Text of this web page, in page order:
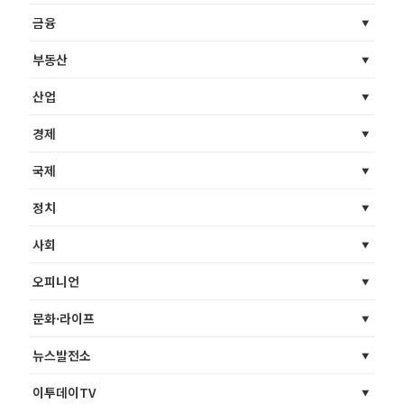
금융
부동산
산업
경제
국제
정치
사회
오피니언
문화·라이프
뉴스발전소
이투데이TV